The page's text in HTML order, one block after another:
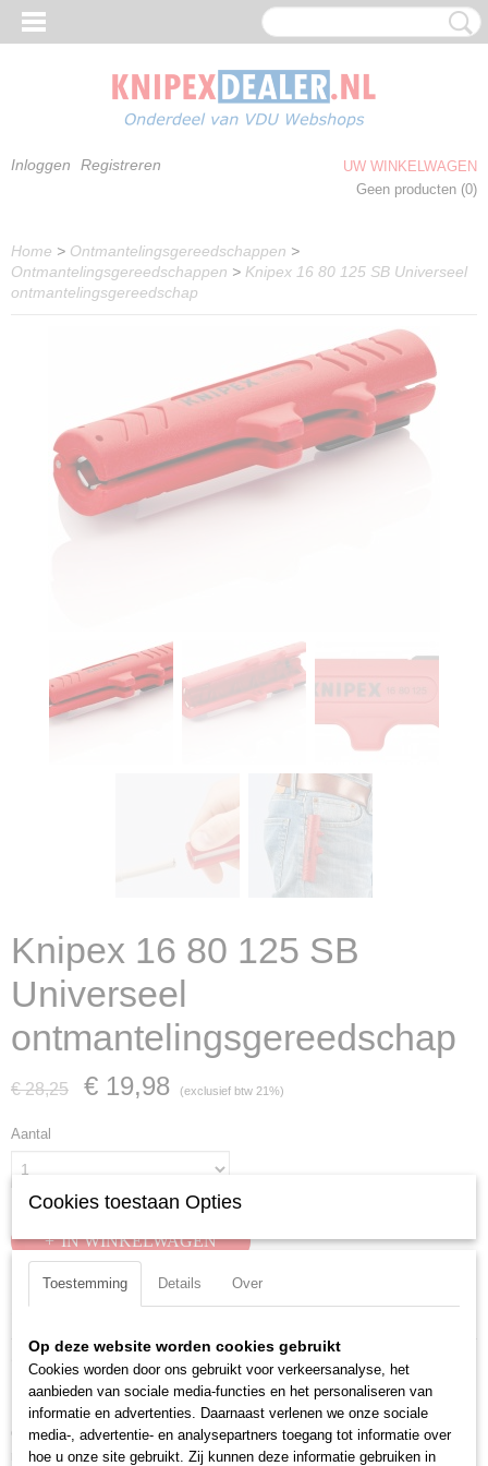
Inloggen Registreren
UW WINKELWAGEN
Geen producten (0)
Home > Ontmantelingsgereedschappen >
Ontmantelingsgereedschappen > Knipex 16 80 125 SB Universeel
ontmantelingsgereedschap
Knipex 16 80 125 SB
Universeel
ontmantelingsgereedschap
€ 28,25 € 19,98 (exclusief btw 21%)
Aantal
IN WINKELWAGEN
Specificaties
Productcode
16 80 125 SB
EAN code
4003773040828
Productcode leverancier
Omschrijving
Universeel ontmantelingsgereedschap 125 mm
Geschikt voor het ontmantelen en isolatiestrippen van alle gangbare
ronde kabels en kabels voor vochtige ruimten van ? 8,0 - 13,0 mm (bijv.:
Cookies toestaan Opties
Toestemming Details Over
Op deze website worden cookies gebruikt
Cookies worden door ons gebruikt voor verkeersanalyse, het
aanbieden van sociale media-functies en het personaliseren van
informatie en advertenties. Daarnaast verlenen we onze sociale
media-, advertentie- en analysepartners toegang tot informatie over
hoe u onze site gebruikt. Zij kunnen deze informatie gebruiken in